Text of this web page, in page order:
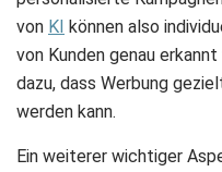
von KI können also
von Kunden genau
dazu, dass Werbung
werden kann.
Ein weiterer wichtiger